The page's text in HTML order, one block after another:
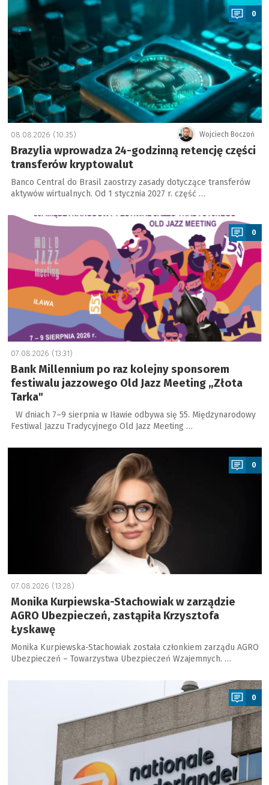
0
Wojciech Boczoń
08.08.2026 (10:35)
Brazylia wprowadza 24-godzinną retencję części
transferów kryptowalut
Banco Central do Brasil zaostrzy zasady dotyczące transferów
aktywów wirtualnych. Od 1 stycznia 2027 r. część …
a
0
07.08.2026 (13:31)
Bank Millennium po raz kolejny sponsorem
festiwalu jazzowego Old Jazz Meeting „Złota
Tarka"
W dniach 7–9 sierpnia w Iławie odbywa się 55. Międzynarodowy
Festiwal Jazzu Tradycyjnego Old Jazz Meeting …
a
0
07.08.2026 (13:28)
Monika Kurpiewska-Stachowiak w zarządzie
AGRO Ubezpieczeń, zastąpiła Krzysztofa
Łyskawę
Monika Kurpiewska-Stachowiak została członkiem zarządu AGRO
Ubezpieczeń – Towarzystwa Ubezpieczeń Wzajemnych. …
0